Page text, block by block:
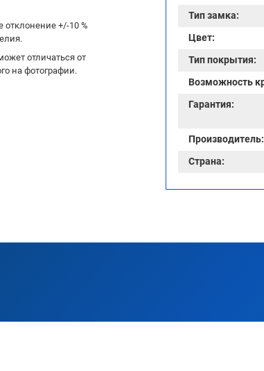
Тип замка:
Цвет:
Тип покрытия:
Возможность
Гарантия:
Производитель:
Страна:
отклонение +/-10 %
отличаться от
на фотографии.